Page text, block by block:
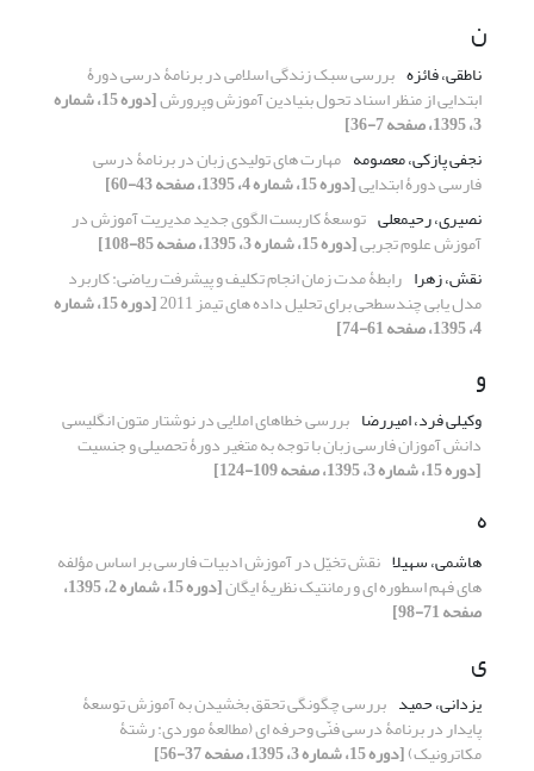
ن
ناطقی، فائزه بررسی سبک زندگی اسلامی در برنامۀ درسی دورۀ
ابتدایی از منظر اسناد تحول بنیادین آموزش وپرورش [دوره 15، شماره
3، 1395، صفحه 7-36]
نجفی پازکی، معصومه مهارت های تولیدی زبان در برنامۀ درسی
فارسی دورۀ ابتدایی[دوره 15، شماره 4، 1395، صفحه 43-60]
نصیری، رحیمعلی توسعۀ کاربست الگوی جدید مدیریت آموزش در
آموزش علوم تجربی[دوره 15، شماره 3، 1395، صفحه 85-108]
نقش، زهرا رابطۀ مدت زمان انجام تکلیف و پیشرفت ریاضی: کاربرد
مدل یابی چندسطحی برای تحلیل داده های تیمز 2011 [دوره 15، شماره
4، 1395، صفحه 61-74]
و
وکیلی فرد، امیررضا بررسی خطاهای املایی در نوشتار متون انگلیسی
دانش آموزان فارسی زبان با توجه به متغیر دورۀ تحصیلی و جنسیت
[دوره 15، شماره 3، 1395، صفحه 109-124]
ه
هاشمی، سهیلا نقش تخیّل در آموزش ادبیات فارسی بر اساس مؤلفه
های فهم اسطوره ای و رمانتیک نظریۀ ایگان [دوره 15، شماره 2، 1395،
صفحه 71-98]
ی
یزدانی، حمید بررسی چگونگی تحقق بخشیدن به آموزش توسعۀ
پایدار در برنامۀ درسی فنّی وحرفه ای (مطالعۀ موردی: رشتۀ
مکاترونیک)[دوره 15، شماره 3، 1395، صفحه 37-56]